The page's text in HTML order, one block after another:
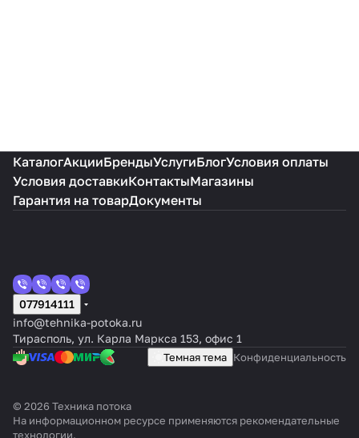
КаталогАкцииБрендыУслугиБлогУсловия оплаты
Условия доставкиКонтактыМагазины
Гарантия на товарДокументы
077914111
info@tehnika-potoka.ru
Тирасполь, ул. Карла Маркса 153, офис 1
Темная тема Конфиденциальность
© 2026 Техника потока
На информационном ресурсе применяются рекомендательные
технологии.